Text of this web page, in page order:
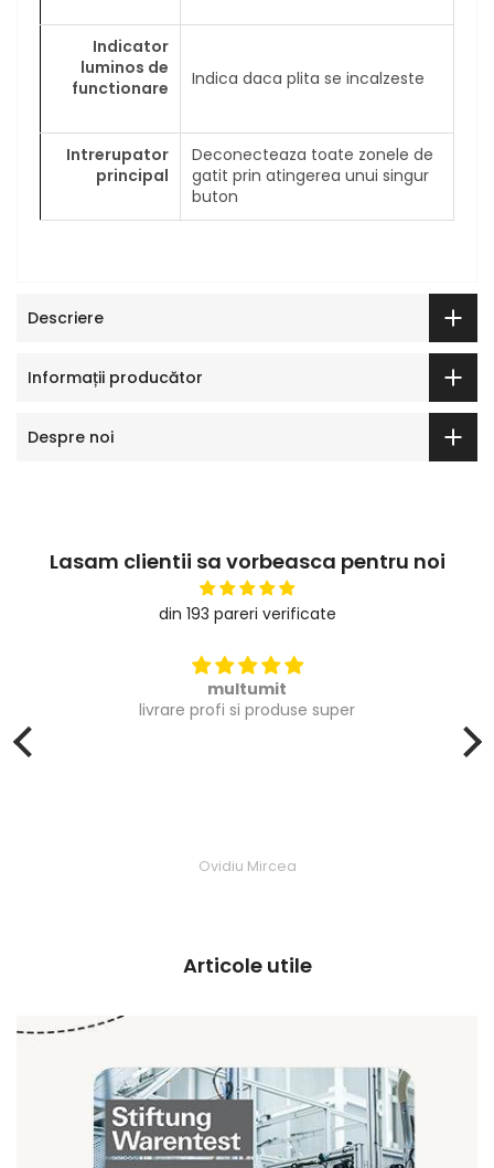
Indicator
luminos de
functionare
Indica daca plita se incalzeste
Intrerupator
principal
Deconecteaza toate zonele de
gatit prin atingerea unui singur
buton
Descriere
Informații producător
Despre noi
Lasam clientii sa vorbeasca pentru noi
din 193 pareri verificate
multumit
livrare profi si produse super
Ovidiu Mircea
Articole utile